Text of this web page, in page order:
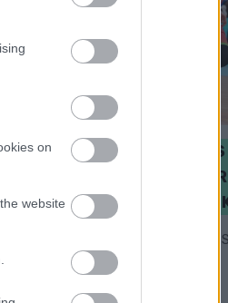
on
website
PERL, VÁRADI
VAN A FÉRFI
VÁLOGATOTT
Észtország, Szlovénia és